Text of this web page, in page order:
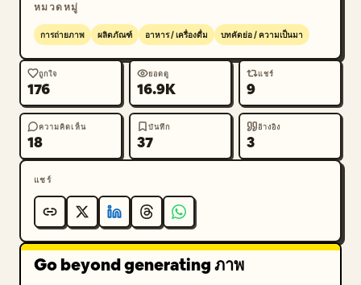
หมวดหมู่
การถ่ายภาพ ผลิตภัณฑ์ อาหาร / เครื่องดื่ม บทคัดย่อ / ความเป็นมา
ถูกใจ
176
ยอดดู
16.9K
แชร์
9
ความคิดเห็น
18
บันทึก
37
อ้างอิง
3
แชร์
Go beyond generating ภาพ